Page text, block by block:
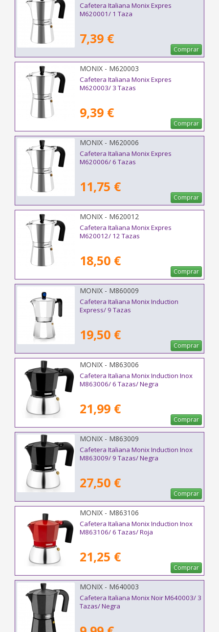
Cafetera Italiana Monix Expres
M620001/ 1 Taza
7,39 €
Comprar
MONIX - M620003
Cafetera Italiana Monix Expres
M620003/ 3 Tazas
9,39 €
Comprar
MONIX - M620006
Cafetera Italiana Monix Expres
M620006/ 6 Tazas
11,75 €
Comprar
MONIX - M620012
Cafetera Italiana Monix Expres
M620012/ 12 Tazas
18,50 €
Comprar
MONIX - M860009
Cafetera Italiana Monix Induction
Express/ 9 Tazas
19,50 €
Comprar
MONIX - M863006
Cafetera Italiana Monix Induction Inox
M863006/ 6 Tazas/ Negra
21,99 €
Comprar
MONIX - M863009
Cafetera Italiana Monix Induction Inox
M863009/ 9 Tazas/ Negra
27,50 €
Comprar
MONIX - M863106
Cafetera Italiana Monix Induction Inox
M863106/ 6 Tazas/ Roja
21,25 €
Comprar
MONIX - M640003
Cafetera Italiana Monix Noir M640003/ 3
Tazas/ Negra